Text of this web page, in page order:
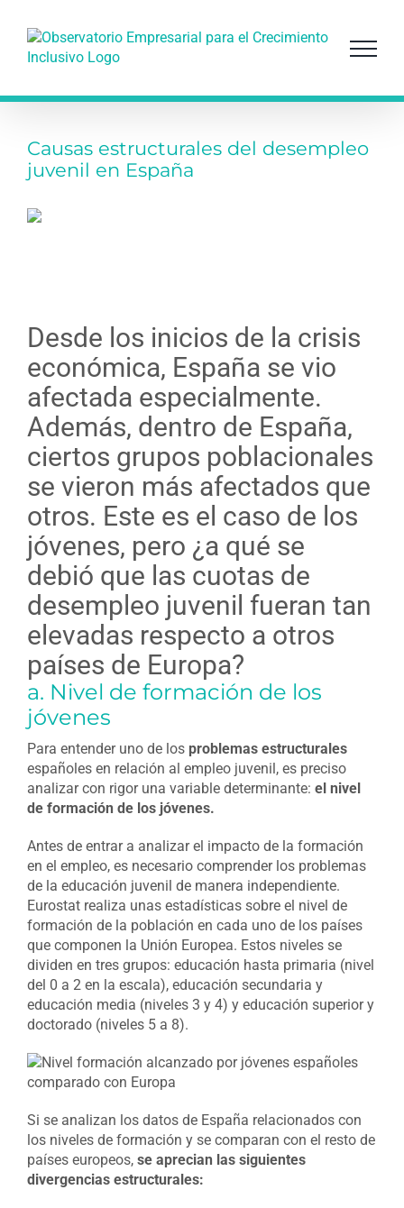
contenido
Causas estructurales del desempleo
juvenil en España
Desde los inicios de la crisis
económica, España se vio
afectada especialmente.
Además, dentro de España,
ciertos grupos poblacionales
se vieron más afectados que
otros. Este es el caso de los
jóvenes, pero ¿a qué se
debió que las cuotas de
desempleo juvenil fueran tan
elevadas respecto a otros
países de Europa?
a. Nivel de formación de los
jóvenes
Para entender uno de los problemas estructurales
españoles en relación al empleo juvenil, es preciso
analizar con rigor una variable determinante: el nivel
de formación de los jóvenes.
Antes de entrar a analizar el impacto de la formación
en el empleo, es necesario comprender los problemas
de la educación juvenil de manera independiente.
Eurostat realiza unas estadísticas sobre el nivel de
formación de la población en cada uno de los países
que componen la Unión Europea. Estos niveles se
dividen en tres grupos: educación hasta primaria (nivel
del 0 a 2 en la escala), educación secundaria y
educación media (niveles 3 y 4) y educación superior y
doctorado (niveles 5 a 8).
Si se analizan los datos de España relacionados con
los niveles de formación y se comparan con el resto de
países europeos, se aprecian las siguientes
divergencias estructurales: